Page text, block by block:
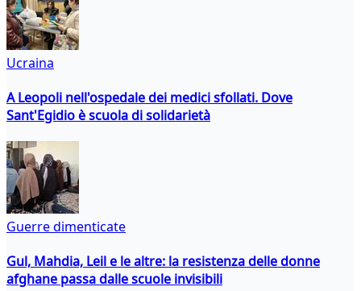
Ucraina
A Leopoli nell'ospedale dei medici sfollati. Dove
Sant'Egidio è scuola di solidarietà
Guerre dimenticate
Gul, Mahdia, Leil e le altre: la resistenza delle donne
afghane passa dalle scuole invisibili